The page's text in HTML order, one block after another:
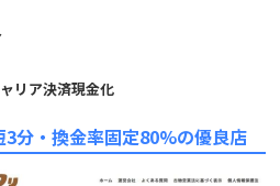
リア決済現金化
3分・換金率固定80%の優良店